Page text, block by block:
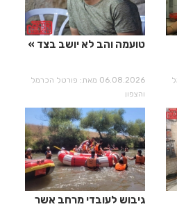
טועמה והב לא יושב בצד
06.08.2026 מאת: פורטל הכרמל
והצפון
גיבוש לעובדי מרחב אשר